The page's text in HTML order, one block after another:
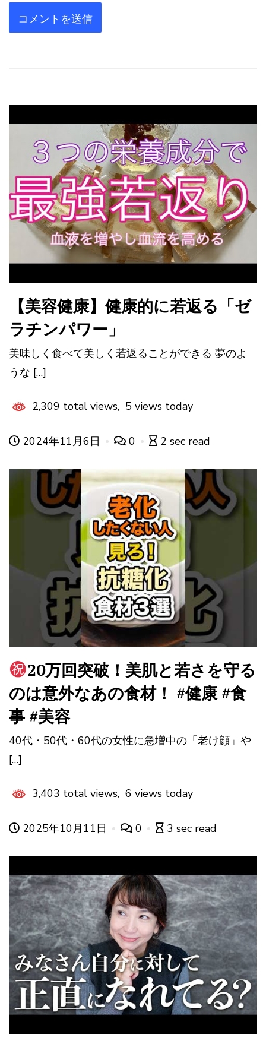
【美容健康】健康的に若返る「ゼ
ラチンパワー」
美味しく食べて美しく若返ることができる 夢のよ
うな […]
2,309 total views, 5 views today
2024年11月6日 0 2 sec read
20万回突破！美肌と若さを守る
のは意外なあの食材！ #健康 #食
事 #美容
40代・50代・60代の女性に急増中の「老け顔」や
[…]
3,403 total views, 6 views today
2025年10月11日 0 3 sec read